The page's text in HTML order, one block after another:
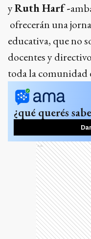
yRuth Harf -
ofrecerán una
educativa, que no
docentes y
toda la comunidad
¿qué querés
Ads